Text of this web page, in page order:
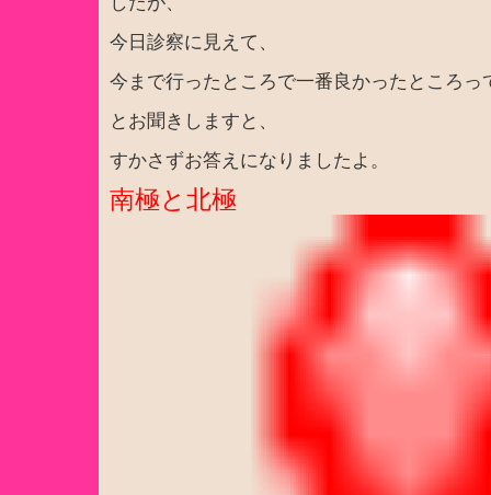
今日診察に見えて、
今まで行ったところで一番良かったところっ
とお聞きしますと、
すかさずお答えになりましたよ。
南極と北極